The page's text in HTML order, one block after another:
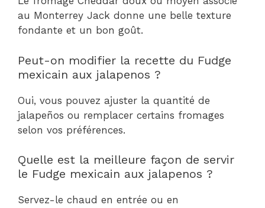
au Monterrey Jack donne une belle texture
fondante et un bon goût.
Peut-on modifier la recette du Fudge
mexicain aux jalapenos ?
Oui, vous pouvez ajuster la quantité de
jalapeños ou remplacer certains fromages
selon vos préférences.
Quelle est la meilleure façon de servir
le Fudge mexicain aux jalapenos ?
Servez-le chaud en entrée ou en